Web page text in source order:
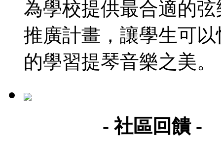
為學校提供最合適的
推廣計畫，讓學生可
的學習提琴音樂之美。
- 社區回饋 -